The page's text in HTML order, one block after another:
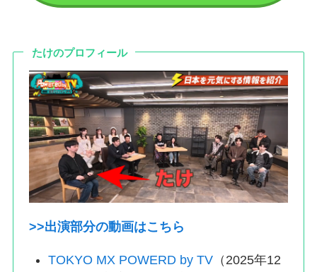
たけのプロフィール
>>出演部分の動画はこちら
TOKYO MX POWERD by TV （2025年12